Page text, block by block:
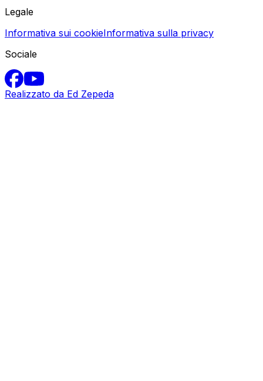
Legale
Informativa sui cookieInformativa sulla privacy
Sociale
Realizzato da Ed Zepeda